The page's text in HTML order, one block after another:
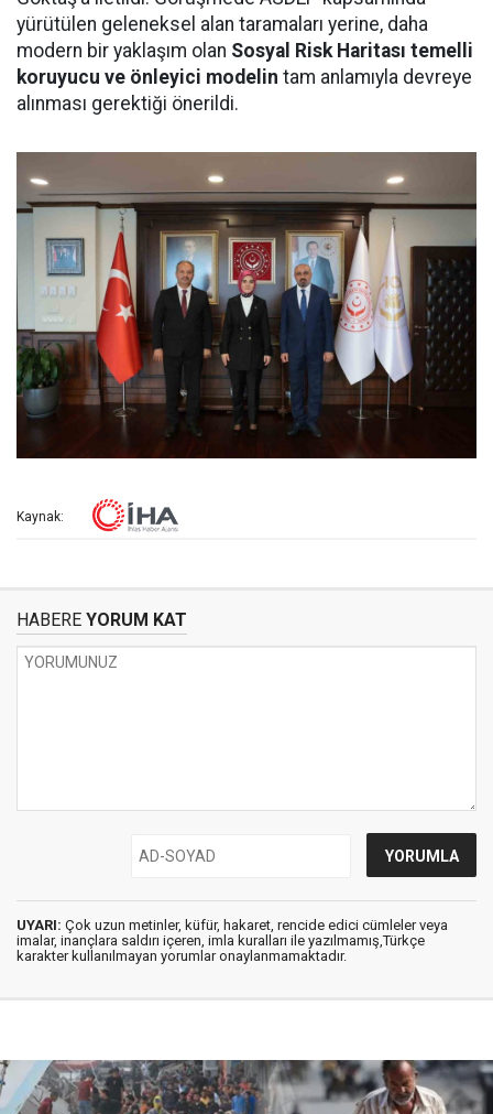
yürütülen geleneksel alan taramaları yerine, daha
modern bir yaklaşım olan Sosyal Risk Haritası temelli
koruyucu ve önleyici modelin tam anlamıyla devreye
alınması gerektiği önerildi.
Kaynak:
HABERE YORUM KAT
UYARI: Çok uzun metinler, küfür, hakaret, rencide edici cümleler veya
imalar, inançlara saldırı içeren, imla kuralları ile yazılmamış,Türkçe
karakter kullanılmayan yorumlar onaylanmamaktadır.